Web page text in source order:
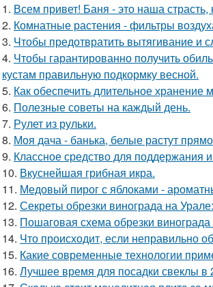
1. Всем привет! Баня - это наша страсть,
2. Комнатные растения - фильтры
3. Чтобы предотвратить вытягивание и
4. Чтобы гарантированно получить
кустам правильную подкормку весной.
5. Как обеспечить длительное хранение
6. Полезные советы на каждый день.
7. Рулет из рульки.
8. Моя дача - банька, белые растут
9. Классное средство для поддержания
10. Вкуснейшая грибная икра.
11. Медовый пирог с яблоками -
12. Секреты обрезки винограда на
13. Пошаговая схема обрезки
14. Что происходит, если неправильно
15. Какие современные технологии
16. Лучшее время для посадки свеклы в